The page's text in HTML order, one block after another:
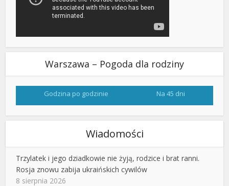
Warszawa – Pogoda dla rodziny
Godzina po godzinie Na 45 dni
Wiadomości
Trzylatek i jego dziadkowie nie żyją, rodzice i brat ranni.
Rosja znowu zabija ukraińskich cywilów
8 sierpnia 2026